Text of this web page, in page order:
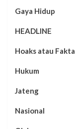
Gaya Hidup
HEADLINE
Hoaks atau Fakta
Hukum
Jateng
Nasional